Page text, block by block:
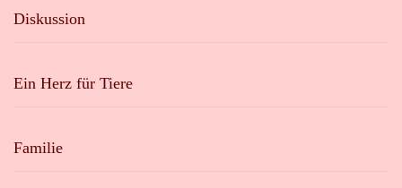
Diskussion
Ein Herz für Tiere
Familie